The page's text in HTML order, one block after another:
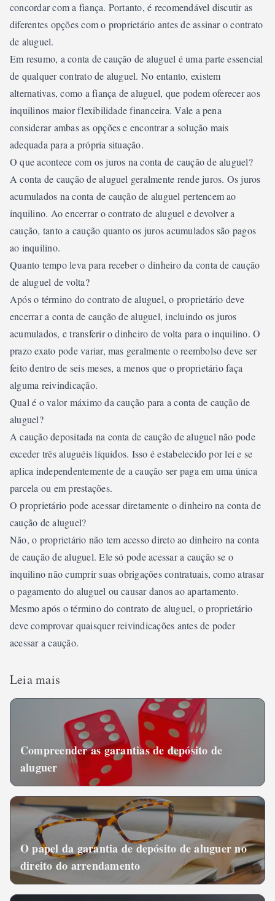
concordar com a fiança. Portanto, é recomendável discutir as
diferentes opções com o proprietário antes de assinar o contrato
de aluguel.
Em resumo, a conta de caução de aluguel é uma parte essencial
de qualquer contrato de aluguel. No entanto, existem
alternativas, como a fiança de aluguel, que podem oferecer aos
inquilinos maior flexibilidade financeira. Vale a pena
considerar ambas as opções e encontrar a solução mais
adequada para a própria situação.
O que acontece com os juros na conta de caução de aluguel?
A conta de caução de aluguel geralmente rende juros. Os juros
acumulados na conta de caução de aluguel pertencem ao
inquilino. Ao encerrar o contrato de aluguel e devolver a
caução, tanto a caução quanto os juros acumulados são pagos
ao inquilino.
Quanto tempo leva para receber o dinheiro da conta de caução
de aluguel de volta?
Após o término do contrato de aluguel, o proprietário deve
encerrar a conta de caução de aluguel, incluindo os juros
acumulados, e transferir o dinheiro de volta para o inquilino. O
prazo exato pode variar, mas geralmente o reembolso deve ser
feito dentro de seis meses, a menos que o proprietário faça
alguma reivindicação.
Qual é o valor máximo da caução para a conta de caução de
aluguel?
A caução depositada na conta de caução de aluguel não pode
exceder três aluguéis líquidos. Isso é estabelecido por lei e se
aplica independentemente de a caução ser paga em uma única
parcela ou em prestações.
O proprietário pode acessar diretamente o dinheiro na conta de
caução de aluguel?
Não, o proprietário não tem acesso direto ao dinheiro na conta
de caução de aluguel. Ele só pode acessar a caução se o
inquilino não cumprir suas obrigações contratuais, como atrasar
o pagamento do aluguel ou causar danos ao apartamento.
Mesmo após o término do contrato de aluguel, o proprietário
deve comprovar quaisquer reivindicações antes de poder
acessar a caução.
Leia mais
Compreender as garantias de depósito de
aluguer
O papel da garantia de depósito de aluguer no
direito do arrendamento